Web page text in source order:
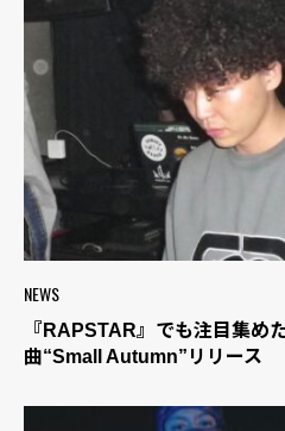
NEWS
『RAPSTAR』でも注目集め
曲“Small Autumn”リリース